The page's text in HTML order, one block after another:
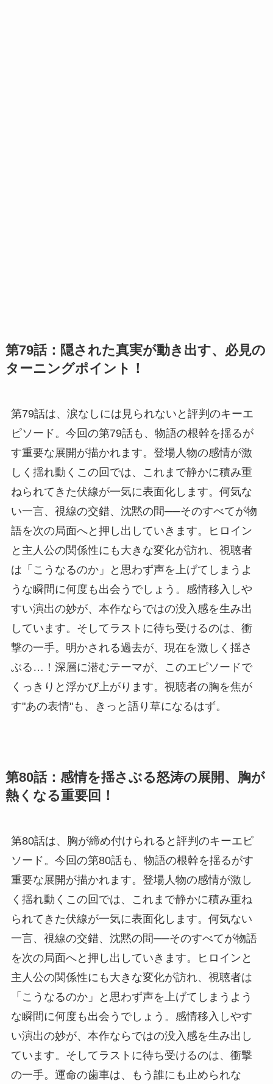
第79話：隠された真実が動き出す、必見の
ターニングポイント！
第79話は、涙なしには見られないと評判のキーエ
ピソード。今回の第79話も、物語の根幹を揺るが
す重要な展開が描かれます。登場人物の感情が激
しく揺れ動くこの回では、これまで静かに積み重
ねられてきた伏線が一気に表面化します。何気な
い一言、視線の交錯、沈黙の間──そのすべてが物
語を次の局面へと押し出していきます。ヒロイン
と主人公の関係性にも大きな変化が訪れ、視聴者
は「こうなるのか」と思わず声を上げてしまうよ
うな瞬間に何度も出会うでしょう。感情移入しや
すい演出の妙が、本作ならではの没入感を生み出
しています。そしてラストに待ち受けるのは、衝
撃の一手。明かされる過去が、現在を激しく揺さ
ぶる…！深層に潜むテーマが、このエピソードで
くっきりと浮かび上がります。視聴者の胸を焦が
す"あの表情"も、きっと語り草になるはず。
第80話：感情を揺さぶる怒涛の展開、胸が
熱くなる重要回！
第80話は、胸が締め付けられると評判のキーエピ
ソード。今回の第80話も、物語の根幹を揺るがす
重要な展開が描かれます。登場人物の感情が激し
く揺れ動くこの回では、これまで静かに積み重ね
られてきた伏線が一気に表面化します。何気ない
一言、視線の交錯、沈黙の間──そのすべてが物語
を次の局面へと押し出していきます。ヒロインと
主人公の関係性にも大きな変化が訪れ、視聴者は
「こうなるのか」と思わず声を上げてしまうよう
な瞬間に何度も出会うでしょう。感情移入しやす
い演出の妙が、本作ならではの没入感を生み出し
ています。そしてラストに待ち受けるのは、衝撃
の一手。運命の歯車は、もう誰にも止められな